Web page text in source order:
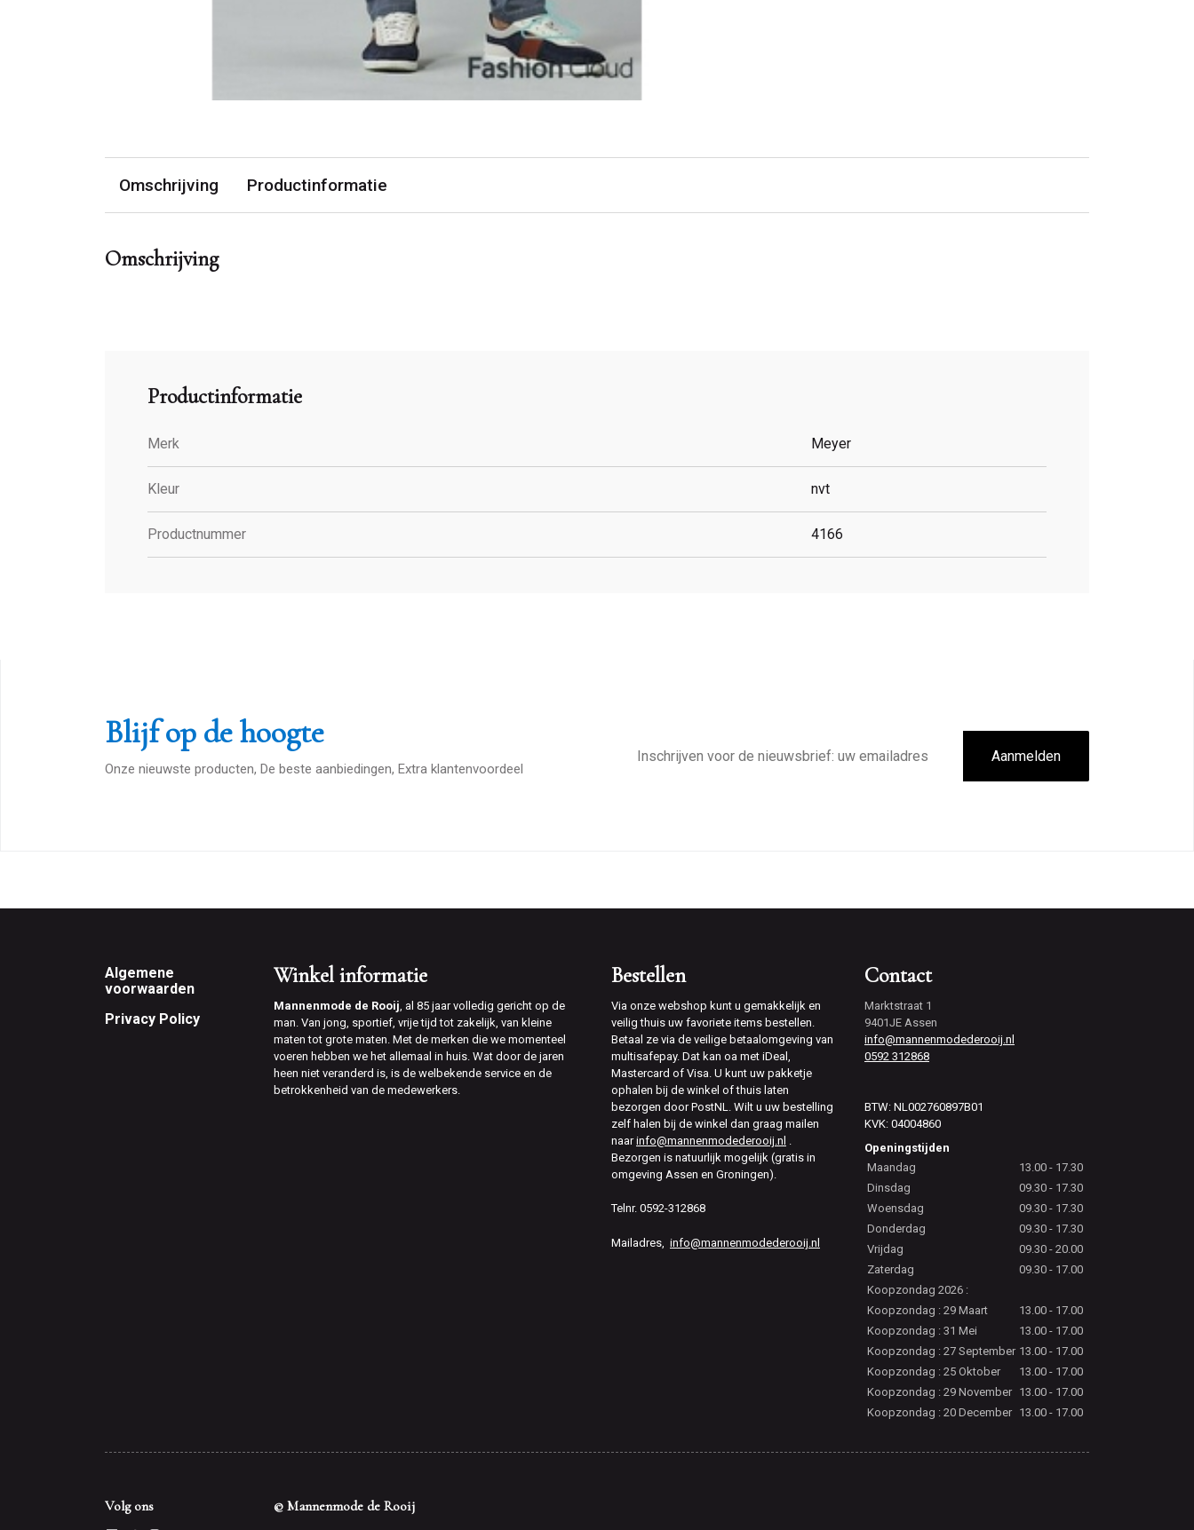
Omschrijving Productinformatie
Omschrijving
Productinformatie
Merk Meyer
Kleur nvt
Productnummer 4166
Blijf op de hoogte
Onze nieuwste producten, De beste aanbiedingen, Extra klantenvoordeel
mailadres
Aanmelden
Footer
Algemene
voorwaarden
Privacy Policy
Winkel informatie
Mannenmode de Rooij , al 85 jaar volledig gericht op de
man. Van jong, sportief, vrije tijd tot zakelijk, van kleine
maten tot grote maten. Met de merken die we momenteel
voeren hebben we het allemaal in huis. Wat door de jaren
heen niet veranderd is, is de welbekende service en de
betrokkenheid van de medewerkers.
Bestellen
Via onze webshop kunt u gemakkelijk en
veilig thuis uw favoriete items bestellen.
Betaal ze via de veilige betaalomgeving van
multisafepay. Dat kan oa met iDeal,
Mastercard of Visa. U kunt uw pakketje
ophalen bij de winkel of thuis laten
bezorgen door PostNL. Wilt u uw bestelling
zelf halen bij de winkel dan graag mailen
naarinfo@mannenmodederooij.nl
Bezorgen is natuurlijk mogelijk (gratis in
omgeving Assen en Groningen).
Telnr. 0592-312868
Mailadres, info@mannenmodederooij.nl
Contact
Marktstraat 1
9401JE Assen
info@mannenmodederooij.nl
0592 312868
BTW: NL002760897B01
KVK: 04004860
Openingstijden
Maandag
13.00 - 17.30
Dinsdag
09.30 - 17.30
Woensdag
09.30 - 17.30
Donderdag
09.30 - 17.30
Vrijdag
09.30 - 20.00
Zaterdag
09.30 - 17.00
Koopzondag 2026 :
Koopzondag : 29 Maart
13.00 - 17.00
Koopzondag : 31 Mei
13.00 - 17.00
Koopzondag : 27 September 13.00 - 17.00
Koopzondag : 25 Oktober
13.00 - 17.00
Koopzondag : 29 November 13.00 - 17.00
Koopzondag : 20 December 13.00 - 17.00
Volg ons © Mannenmode de Rooij